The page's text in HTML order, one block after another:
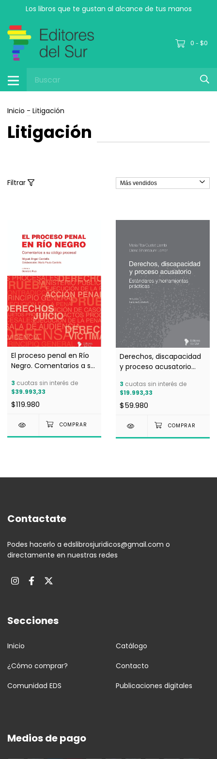
Los libros que te gustan al alcance de tus manos
0 - $0
Inicio - Litigación
Litigación
Filtrar
El proceso penal en Río
Negro. Comentarios a su
A. Cardella)
3 cuotas sin interés de
$39.993,33
$119.980
Derechos, discapacidad
y proceso acusatorio
Sheinbaum Lerner)
3 cuotas sin interés de
$19.993,33
$59.980
Contactate
Podes hacerlo a edslibrosjuridicos@gmail.com o
directamente en nuestras redes
Secciones
Inicio Catálogo
¿Cómo comprar? Contacto
Comunidad EDS Publicaciones digitales
Medios de pago